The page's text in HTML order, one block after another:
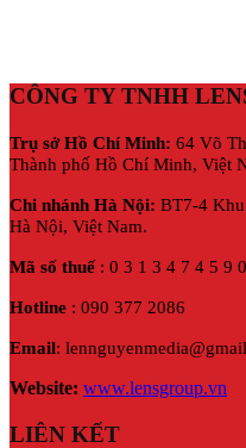
CÔNG TY TNHH
Trụ sở Hồ Chí Minh: 64 Võ
Thành phố Hồ Chí Minh, Việt
Chi nhánh Hà Nội: BT7-4
Hà Nội, Việt Nam.
Mã số thuế: 0 3 1 3 4 7 4 5 9 0
Hotline : 090 377 2086
Email:
Website: www.lensgroup.vn
LIÊN KẾT